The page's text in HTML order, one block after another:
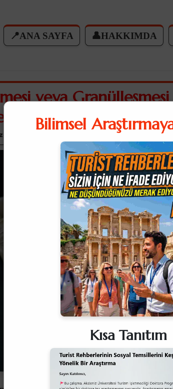
📍ANA SAYFA 👤HAKKIMDA
veya Granülleşmesi
tıklarsanız açıklamaları okuyabilirsiniz.ℹ️
Bilimsel
Kısa Tanıtım